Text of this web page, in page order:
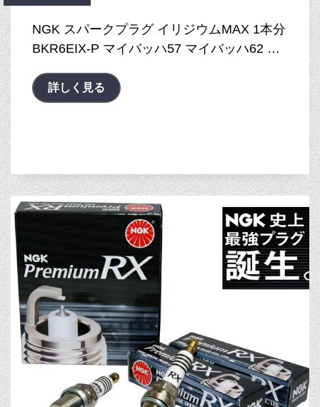
NGK スパークプラグ イリジウムMAX 1本分
BKR6EIX-P マイバッハ57 マイバッハ62 …
詳しく見る